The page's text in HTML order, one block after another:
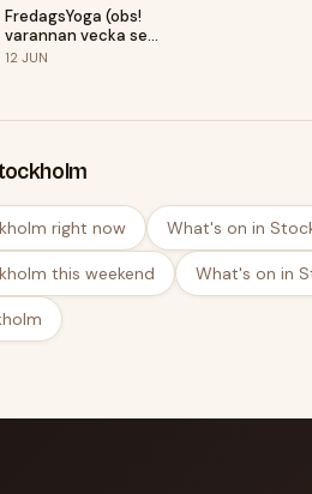
FredagsYoga (obs!
varannan vecka se
datum nedan)
12 JUN
right now What's on in
this weekend What's on in